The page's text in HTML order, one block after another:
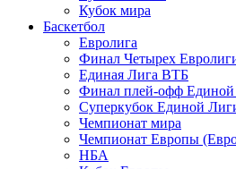
Кубок мира
Баскетбол
Евролига
Финал Четырех
Единая Лига ВТБ
Финал плей-офф
Суперкубок Единой
Чемпионат мира
Чемпионат Европы
НБА